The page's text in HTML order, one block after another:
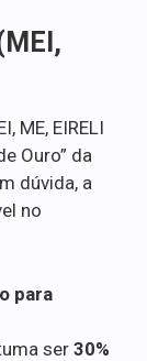
ME, EIRELI
Ouro” da
dúvida, a
no
para
ser 30%